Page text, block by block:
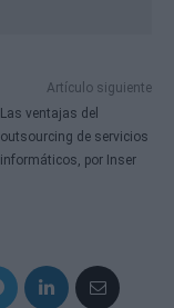
Artículo siguiente
Las ventajas del
outsourcing de servicios
informáticos, por Inser